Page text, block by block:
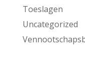
Toeslagen
Uncategorized